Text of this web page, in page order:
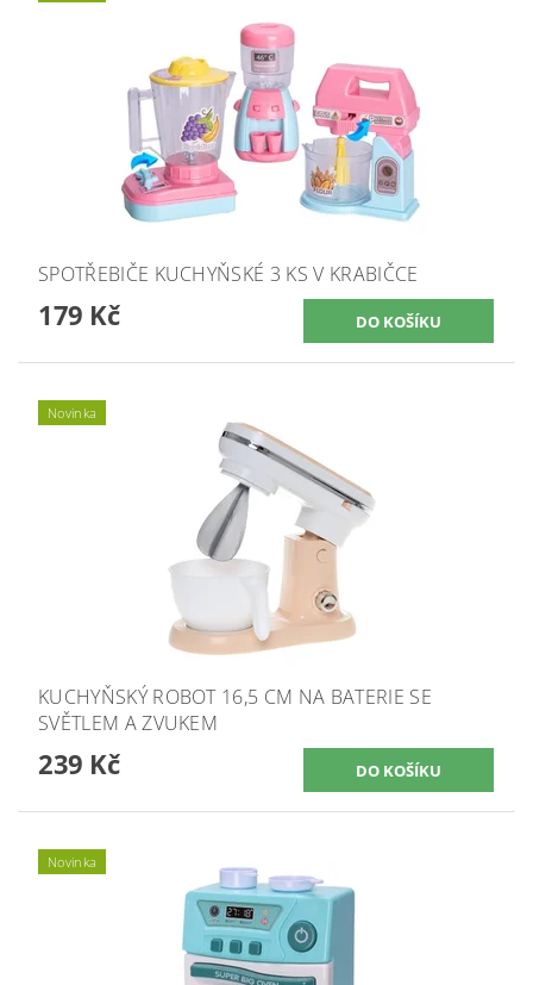
SPOTŘEBIČE KUCHYŇSKÉ 3 KS V KRABIČCE
179 Kč
Novinka
KUCHYŇSKÝ ROBOT 16,5 CM NA BATERIE SE
SVĚTLEM A ZVUKEM
239 Kč
Novinka